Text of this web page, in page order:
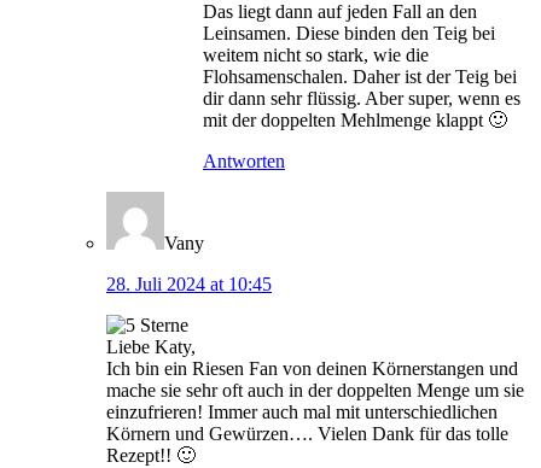
Das liegt dann auf jeden Fall an den
Leinsamen. Diese binden den Teig bei
weitem nicht so stark, wie die
Flohsamenschalen. Daher ist der Teig bei
dir dann sehr flüssig. Aber super, wenn es
mit der doppelten Mehlmenge klappt 🙂
Antworten
Vany
28. Juli 2024 at 10:45
Liebe Katy,
Ich bin ein Riesen Fan von deinen Körnerstangen und
mache sie sehr oft auch in der doppelten Menge um sie
einzufrieren! Immer auch mal mit unterschiedlichen
Körnern und Gewürzen…. Vielen Dank für das tolle
Rezept!! 🙂